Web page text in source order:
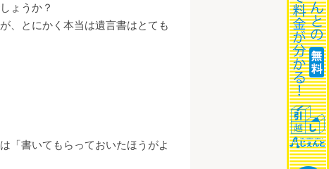
ょうか？
、とにかく本当は遺言書はとても
「書いてもらっておいたほうがよ